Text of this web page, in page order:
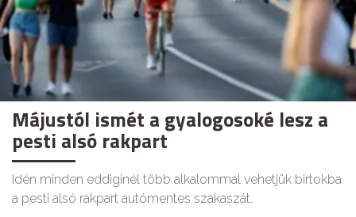
Májustól ismét a gyalogosoké lesz a
pesti alsó rakpart
Idén minden eddiginél több alkalommal vehetjük birtokba
a pesti alsó rakpart autómentes szakaszát.